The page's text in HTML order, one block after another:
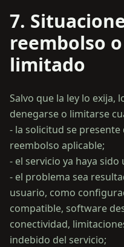
7.
reembolso
limitado
Salvo que la ley lo exija,
denegarse o limitarse
- la solicitud se
reembolso aplicable;
- el servicio ya haya
- el problema sea
usuario, como
compatible, software
conectividad,
indebido del servicio;